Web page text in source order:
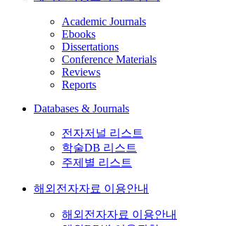
Academic Journals
Ebooks
Dissertations
Conference Materials
Reviews
Reports
Databases & Journals
전자저널 리스트
학술DB 리스트
주제별 리스트
해외전자자료 이용안내
해외전자자료 이용안내